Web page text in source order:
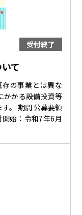
受付終了
て
の事業とは異な
かかる設備投資等
。 期間 公募要領
始：令和7年6月